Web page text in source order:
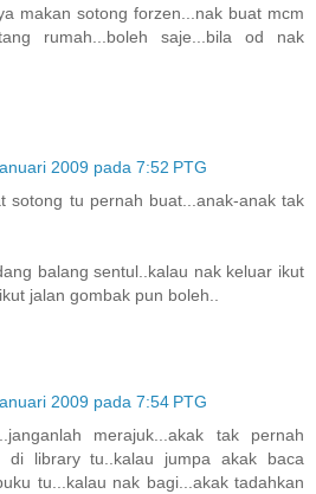
makan sotong forzen...nak buat mcm
rumah...boleh saje...bila od nak
2009 pada 7:52 PTG
sotong tu pernah buat...anak-anak tak
balang sentul..kalau nak keluar ikut
jalan gombak pun boleh..
2009 pada 7:54 PTG
merajuk...akak tak pernah
di library tu..kalau jumpa akak baca
tu...kalau nak bagi...akak tadahkan